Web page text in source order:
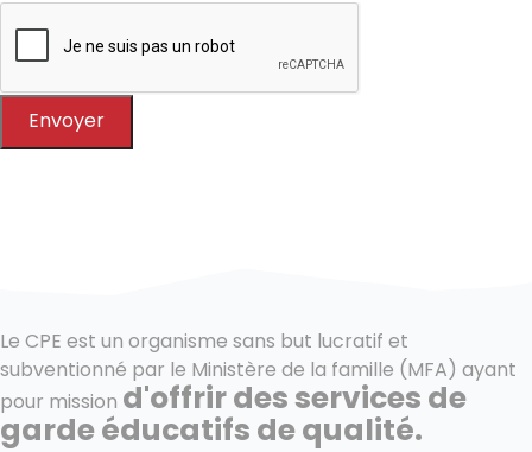
Envoyer
Le CPE est un organisme sans but lucratif et
subventionné par le Ministère de la famille (MFA) ayant
pour mission d'offrir des services de
garde éducatifs de qualité.